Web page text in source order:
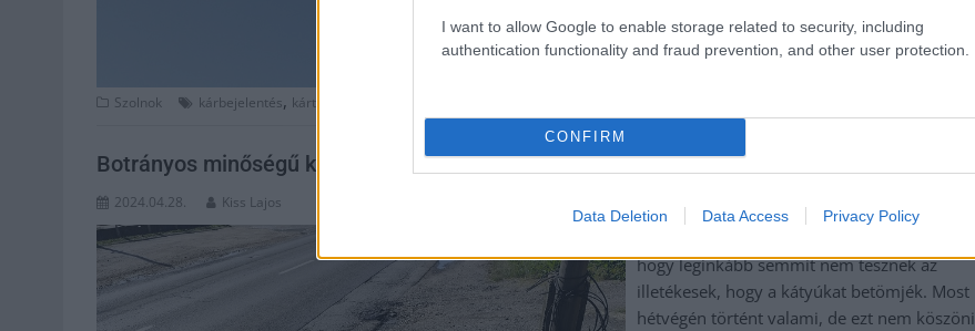
I want to allow Google to enable storage related to security, including
authentication functionality and fraud prevention, and other user protection.
CONFIRM
Data Deletion Data Access Privacy Policy
Szolnok kárbejelentés, kártérítés
Botrányos minőségű kátyúzás Szolnokon
2024.04.28. Kiss Lajos
hogy leginkább semmit nem tesznek az
illetékesek, hogy a kátyúkat betömjék. Most
hétvégén történt valami, de ezt nem köszöni